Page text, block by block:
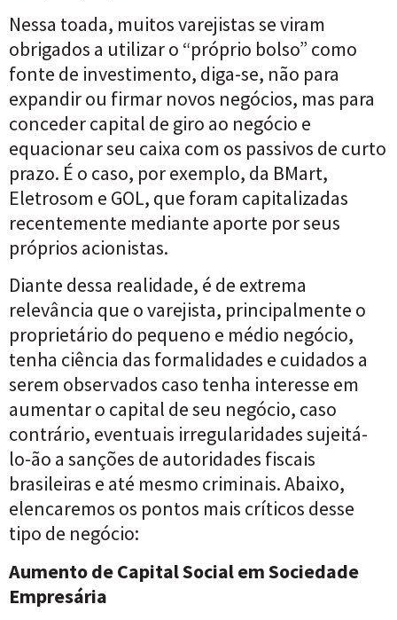
Nessa toada, muitos varejistas se viram
obrigados a utilizar o “próprio bolso” como
fonte de investimento, diga-se, não para
expandir ou firmar novos negócios, mas para
conceder capital de giro ao negócio e
equacionar seu caixa com os passivos de curto
prazo. É o caso, por exemplo, da BMart,
Eletrosom e GOL, que foram capitalizadas
recentemente mediante aporte por seus
próprios acionistas.
Diante dessa realidade, é de extrema
relevância que o varejista, principalmente o
proprietário do pequeno e médio negócio,
tenha ciência das formalidades e cuidados a
serem observados caso tenha interesse em
aumentar o capital de seu negócio, caso
contrário, eventuais irregularidades sujeitá-
lo-ão a sanções de autoridades fiscais
brasileiras e até mesmo criminais. Abaixo,
elencaremos os pontos mais críticos desse
tipo de negócio:
Aumento de Capital Social em Sociedade
Empresária